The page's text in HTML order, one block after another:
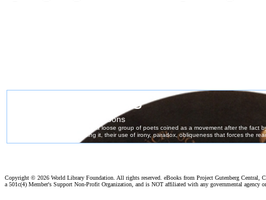
Copyright © 2026 World Library Foundation. All rights reserved. eBooks from Project Gutenberg Central,
a 501c(4) Member's Support Non-Profit Organization, and is NOT affiliated with any governmental agency